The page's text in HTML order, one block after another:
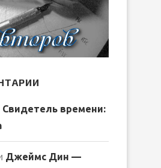
Свидетель времени:
Джеймс Дин —